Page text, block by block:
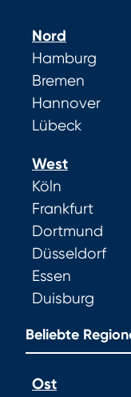
Nord
Hamburg
Bremen
Hannover
Lübeck
West
Köln
Frankfurt
Dortmund
Düsseldorf
Essen
Duisburg
Beliebte
Ost